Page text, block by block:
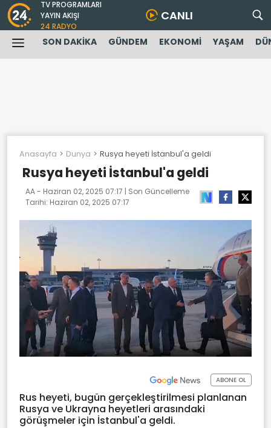
TV PROGRAMLARI
YAYIN AKIŞI
24 RADYO
CANLI
SON DAKİKA GÜNDEM EKONOMİ YAŞAM
Anasayfa Dunya Rusya heyeti İstanbul'a geldi
Rusya heyeti İstanbul'a geldi
AA - Haziran 02, 2025 07:17 | Son Güncelleme
Tarihi: Haziran 02, 2025 07:17
ABONE OL
Rus heyeti, bugün gerçekleştirilmesi planlanan
Rusya ve Ukrayna heyetleri arasındaki
görüşmeler için İstanbul'a geldi.